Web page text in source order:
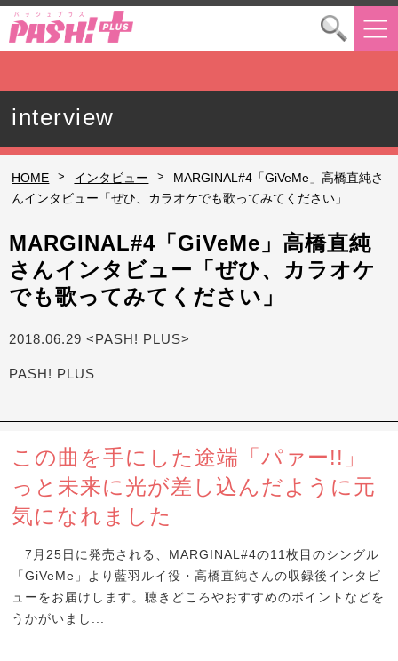
interview
HOME > インタビュー >
MARGINAL#4「GiVeMe」高橋直純さ
んインタビュー「ぜひ、カラオケでも歌ってみてください」
MARGINAL#4「GiVeMe」高橋直純
さんインタビュー「ぜひ、カラオケ
でも歌ってみてください」
2018.06.29 <PASH! PLUS>
PASH! PLUS
この曲を手にした途端「パァー!!」
っと未来に光が差し込んだように元
気になれました
7月25日に発売される、MARGINAL#4の11枚目のシングル
「GiVeMe」より藍羽ルイ役・高橋直純さんの収録後インタビ
ューをお届けします。聴きどころやおすすめのポイントなどを
うかがいまし...